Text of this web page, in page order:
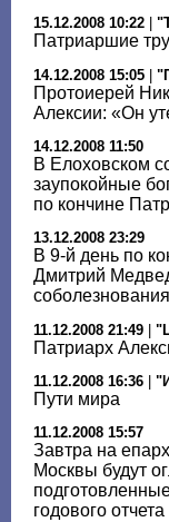
15.12.2008 10:22
Патриаршие
14.12.2008 15:05 |
Протоиерей
Алексии: «Он
14.12.2008 11:50
В Елоховском
заупокойные
по кончине
13.12.2008 23:29
В 9-й день по
Дмитрий
соболезнования
11.12.2008 21:49 |
Патриарх
11.12.2008 16:36
Пути мира
11.12.2008 15:57
Завтра на
Москвы будут
годового отчета